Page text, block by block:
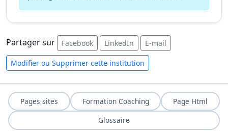
Partager sur Facebook LinkedIn E-mail
Modifier ou Supprimer cette institution
Pages sites Formation Coaching
Page Html
Glossaire